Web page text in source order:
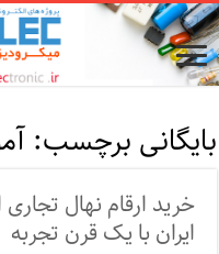
بایگانی برچسب:
خرید ارقام نهال تجاری
ایران با یک قرن تجربه